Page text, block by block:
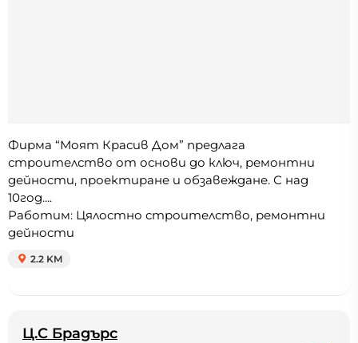
Фирма “Моят Красив Дом” предлага
строителство от основи до ключ, ремонтни
дейности, проектиране и обзавеждане. С над
10год....
Работим: Цялостно строителство, ремонтни
дейности
2.2 KM
Ц.С Брадърс